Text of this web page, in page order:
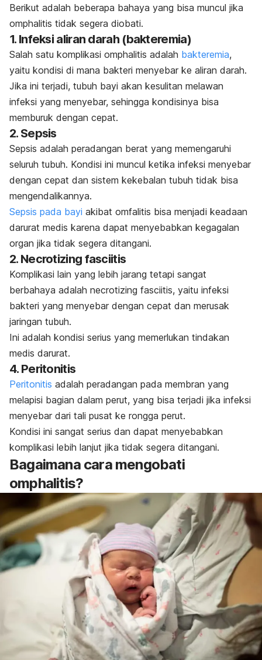
Berikut adalah beberapa bahaya yang bisa muncul jika
omphalitis tidak segera diobati.
1. Infeksi aliran darah (bakteremia)
Salah satu komplikasi omphalitis adalah bakteremia,
yaitu kondisi di mana bakteri menyebar ke aliran darah.
Jika ini terjadi, tubuh bayi akan kesulitan melawan
infeksi yang menyebar, sehingga kondisinya bisa
memburuk dengan cepat.
2. Sepsis
Sepsis adalah peradangan berat yang memengaruhi
seluruh tubuh. Kondisi ini muncul ketika infeksi menyebar
dengan cepat dan sistem kekebalan tubuh tidak bisa
mengendalikannya.
Sepsis pada bayi akibat omfalitis bisa menjadi keadaan
darurat medis karena dapat menyebabkan kegagalan
organ jika tidak segera ditangani.
2. Necrotizing fasciitis
Komplikasi lain yang lebih jarang tetapi sangat
berbahaya adalah necrotizing fasciitis, yaitu infeksi
bakteri yang menyebar dengan cepat dan merusak
jaringan tubuh.
Ini adalah kondisi serius yang memerlukan tindakan
medis darurat.
4. Peritonitis
Peritonitis adalah peradangan pada membran yang
melapisi bagian dalam perut, yang bisa terjadi jika infeksi
menyebar dari tali pusat ke rongga perut.
Kondisi ini sangat serius dan dapat menyebabkan
komplikasi lebih lanjut jika tidak segera ditangani.
Bagaimana cara mengobati
omphalitis?